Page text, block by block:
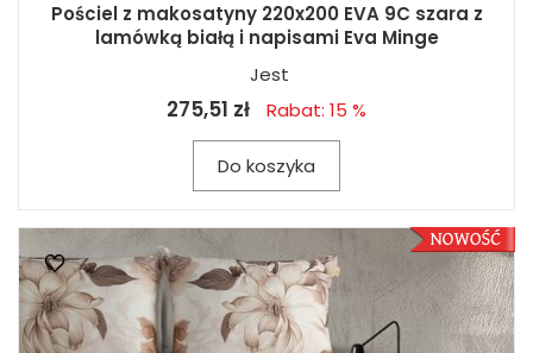
Pościel z makosatyny 220x200 EVA 9C szara z
lamówką białą i napisami Eva Minge
Jest
275,51 zł Rabat: 15 %
Do koszyka